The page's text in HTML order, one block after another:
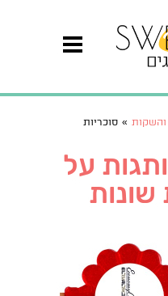
והשקות » סוכריות
על
שונות